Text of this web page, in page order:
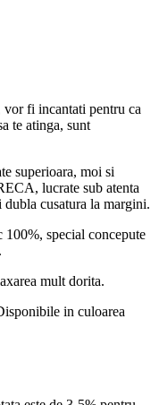
vor fi incantati pentru ca
te atinga, sunt
superioara, moi si
lucrate sub atenta
cusatura la margini.
special concepute
mult dorita.
in culoarea